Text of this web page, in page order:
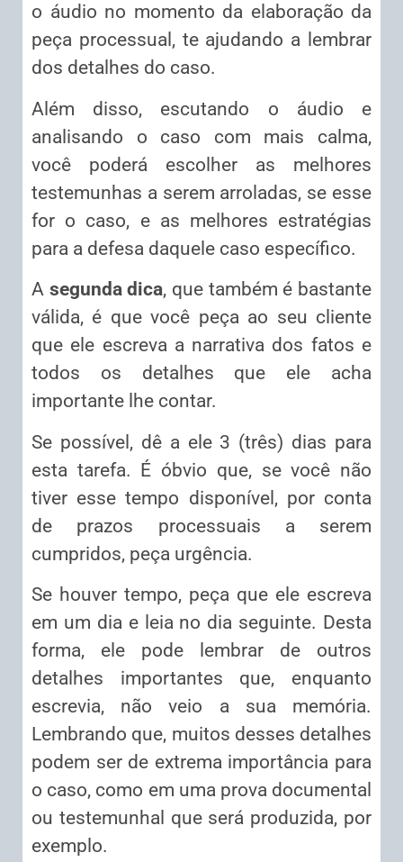
o áudio no momento da elaboração da
peça processual, te ajudando a lembrar
dos detalhes do caso.
Além disso, escutando o áudio e
analisando o caso com mais calma,
você poderá escolher as melhores
testemunhas a serem arroladas, se esse
for o caso, e as melhores estratégias
para a defesa daquele caso específico.
A segunda dica, que também é bastante
válida, é que você peça ao seu cliente
que ele escreva a narrativa dos fatos e
todos os detalhes que ele acha
importante lhe contar.
Se possível, dê a ele 3 (três) dias para
esta tarefa. É óbvio que, se você não
tiver esse tempo disponível, por conta
de prazos processuais a serem
cumpridos, peça urgência.
Se houver tempo, peça que ele escreva
em um dia e leia no dia seguinte. Desta
forma, ele pode lembrar de outros
detalhes importantes que, enquanto
escrevia, não veio a sua memória.
Lembrando que, muitos desses detalhes
podem ser de extrema importância para
o caso, como em uma prova documental
ou testemunhal que será produzida, por
exemplo.